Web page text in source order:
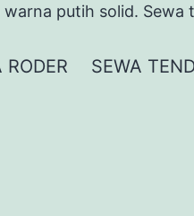
putih solid. Sewa
RODER SEWA